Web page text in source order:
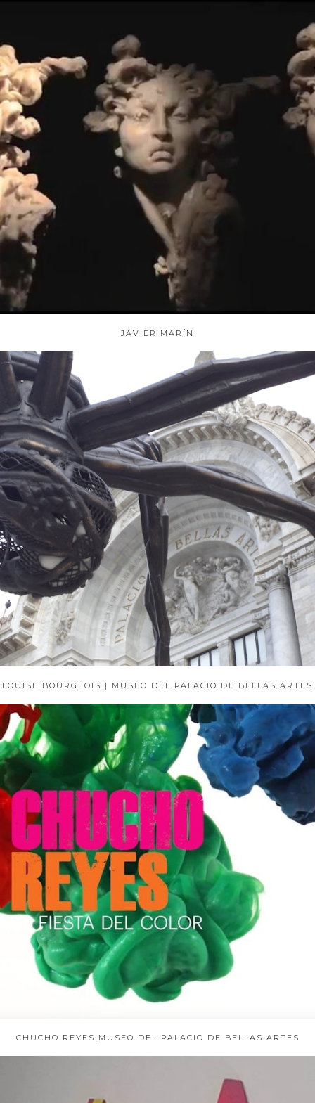
JAVIER MARÍN
LOUISE BOURGEOIS | MUSEO DEL PALACIO DE BELLAS ARTES
CHUCHO REYES|MUSEO DEL PALACIO DE BELLAS ARTES